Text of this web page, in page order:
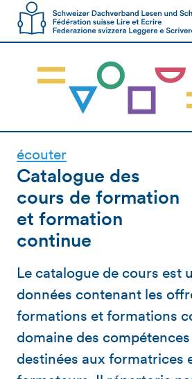
écouter
Catalogue des
cours de formation
et formation
continue
Le catalogue de cours est
données contenant les
formations et formations
domaine des
destinées aux formatrices